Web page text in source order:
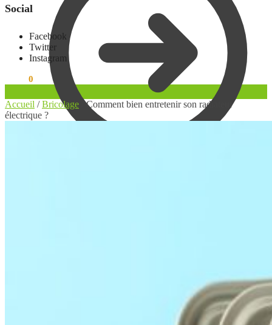
Social
Facebook
Twitter
Instagram
0
Accueil /Bricolage /Comment bien entretenir son radiateur
électrique ?